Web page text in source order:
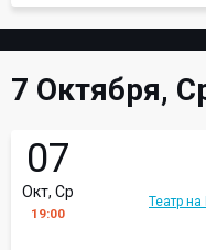
7 Октября,
07
Окт, Ср
19:00
Театр